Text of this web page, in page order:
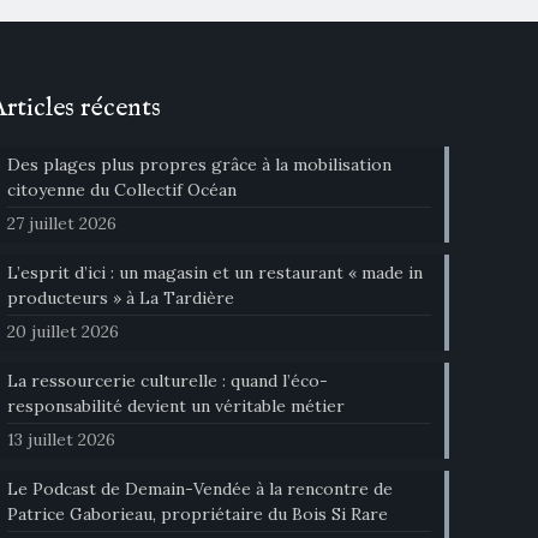
récents
Des plages plus propres grâce à la mobilisation
citoyenne du Collectif Océan
27 juillet 2026
L’esprit d’ici : un magasin et un restaurant « made in
producteurs » à La Tardière
20 juillet 2026
La ressourcerie culturelle : quand l’éco-
responsabilité devient un véritable métier
13 juillet 2026
Le Podcast de Demain-Vendée à la rencontre de
Patrice Gaborieau, propriétaire du Bois Si Rare